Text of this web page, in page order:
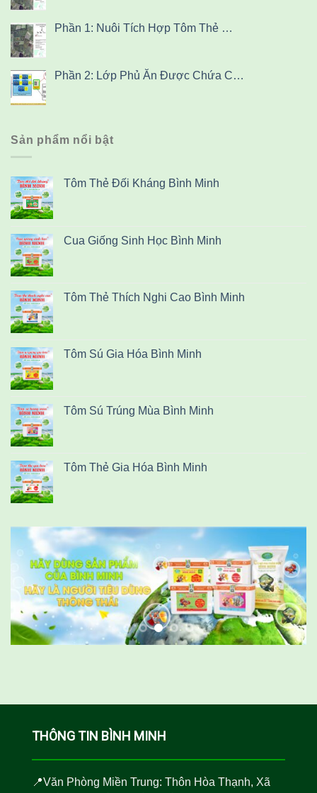
Phần 1: Nuôi Tích Hợp Tôm Thẻ …
Phần 2: Lớp Phủ Ăn Được Chứa C…
Sản phẩm nổi bật
Tôm Thẻ Đối Kháng Bình Minh
Cua Giống Sinh Học Bình Minh
Tôm Thẻ Thích Nghi Cao Bình Minh
Tôm Sú Gia Hóa Bình Minh
Tôm Sú Trúng Mùa Bình Minh
Tôm Thẻ Gia Hóa Bình Minh
THÔNG TIN BÌNH MINH
📍Văn Phòng Miền Trung: Thôn Hòa Thạnh, Xã